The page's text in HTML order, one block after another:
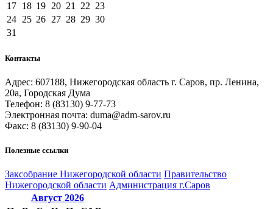
17 18 19 20 21 22 23
24 25 26 27 28 29 30
31
Контакты
Адрес: 607188, Нижегородская область г. Саров, пр. Ленина,
20а, Городская Дума
Телефон: 8 (83130) 9-77-73
Электронная почта: duma@adm-sarov.ru
Факс: 8 (83130) 9-90-04
Полезные ссылки
Закcобрание Нижегородской области Правительство
Нижегородской области Администрация г.Саров
Август 2026